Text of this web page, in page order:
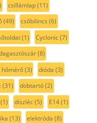
csillámlap(11)
(49) csőbilincs (6)
(1) Cyclonic(7)
(8)
(3) dióda (3)
(31) dobtartó(2)
díszléc(5) E14(1)
(13) elektróda (8)